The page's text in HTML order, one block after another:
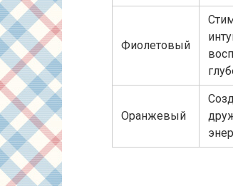
Фиолетовый
Оранжевый